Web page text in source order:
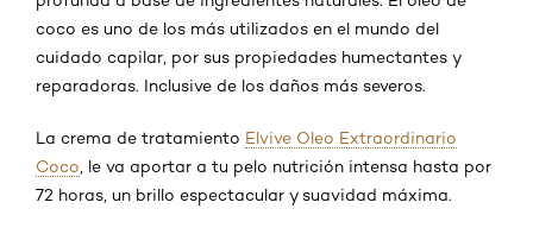
coco es uno de los más utilizados en el mundo del
cuidado capilar, por sus propiedades humectantes y
reparadoras. Inclusive de los daños más severos.
La crema de tratamiento Elvive Oleo Extraordinario
Coco , le va aportar a tu pelo nutrición intensa hasta por
72 horas, un brillo espectacular y suavidad máxima.